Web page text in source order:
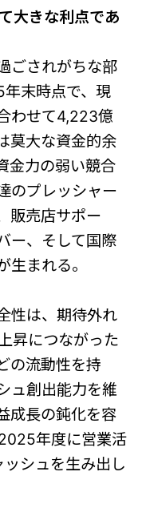
大きな利点であ
ごされがちな部
末時点で、現
わせて4,223億
莫大な資金的余
金力の弱い競合
のプレッシャー
販売店サポー
ー、そして国際
まれる。
性は、期待外れ
昇につながった
の流動性を持
ュ創出能力を維
成長の鈍化を容
年度に営業活
シュを生み出し